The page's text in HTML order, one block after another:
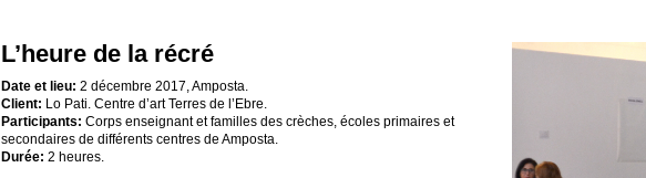
L’heure de la récré
Date et lieu: 2 décembre 2017, Amposta.
Client: Lo Pati. Centre d’art Terres de l’Ebre.
Participants: Corps enseignant et familles des crèches, écoles primaires et
secondaires de différents centres de Amposta.
Durée: 2 heures.